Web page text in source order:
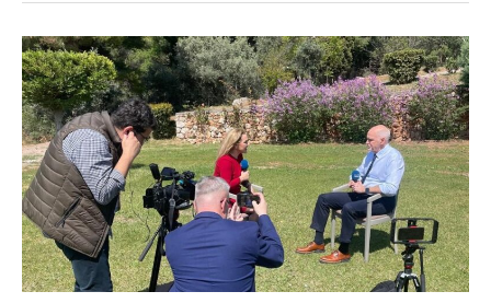
Συνέντευξη
Γιώργου
Α.
Παπανδρέου
στο
Euronews:
Γιατί
ανεβαίνει
η
ακροδεξιά
στην